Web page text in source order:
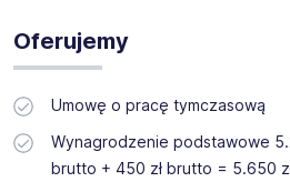
Oferujemy
Umowę o pracę tymczasową
Wynagrodzenie podstawowe
brutto + 450 zł brutto = 5.650